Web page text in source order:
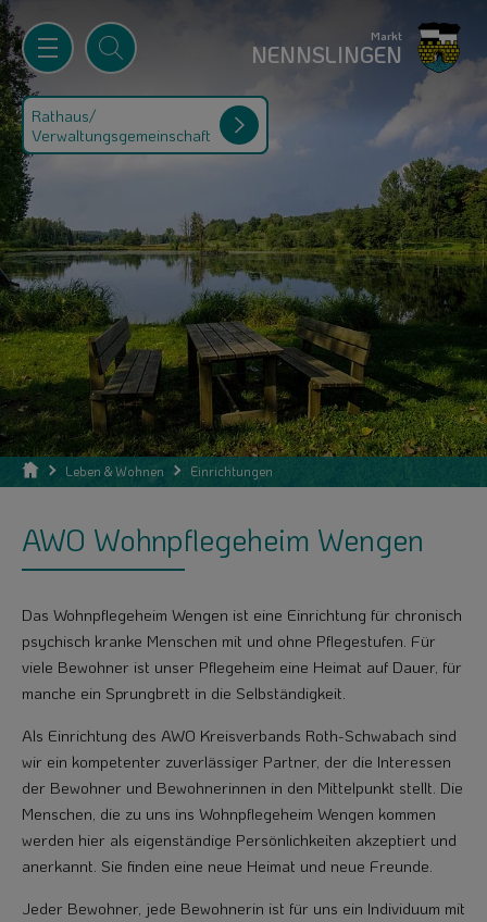
Markt
NENNSLINGEN
Rathaus/
Verwaltungsgemeinschaft
Leben & Wohnen Einrichtungen
AWO Wohnpflegeheim Wengen
Das Wohnpflegeheim Wengen ist eine Einrichtung für chronisch
psychisch kranke Menschen mit und ohne Pflegestufen. Für
viele Bewohner ist unser Pflegeheim eine Heimat auf Dauer, für
manche ein Sprungbrett in die Selbständigkeit.
Als Einrichtung des AWO Kreisverbands Roth-Schwabach sind
wir ein kompetenter zuverlässiger Partner, der die Interessen
der Bewohner und Bewohnerinnen in den Mittelpunkt stellt. Die
Menschen, die zu uns ins Wohnpflegeheim Wengen kommen
werden hier als eigenständige Persönlichkeiten akzeptiert und
anerkannt. Sie finden eine neue Heimat und neue Freunde.
Jeder Bewohner, jede Bewohnerin ist für uns ein Individuum mit